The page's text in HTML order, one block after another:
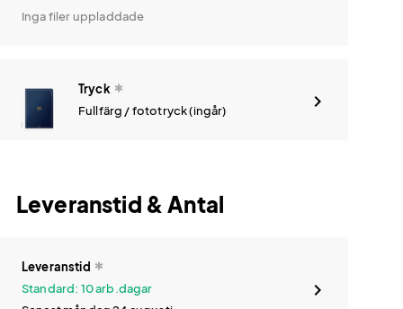
Inga filer uppladdade
Tryck
Fullfärg / fototryck (ingår)
Leveranstid & Antal
Leveranstid
Standard: 10 arb.dagar